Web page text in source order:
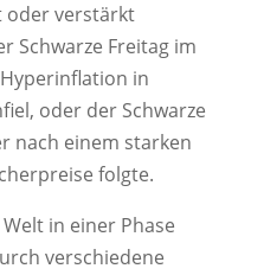
oder verstärkt
Schwarze Freitag im
in
oder der Schwarze
nach einem starken
folgte.
in einer Phase
verschiedene